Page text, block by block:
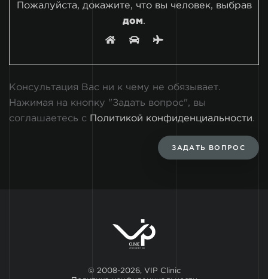
Пожалуйста, докажите, что вы человек, выбрав
дом.
Консультация Вас ни к чему не обязывает.
Нажимая на кнопку "Задать вопрос", вы
соглашаетесь с
Политикой конфиденциальности.
ЗАДАТЬ ВОПРОС
© 2008-2026, VIP Clinic